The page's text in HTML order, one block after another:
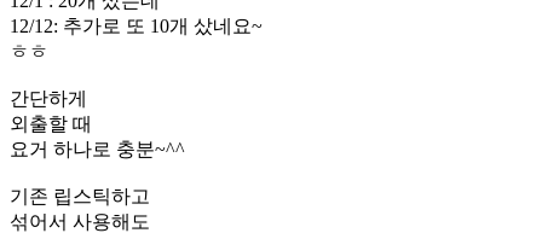
12/12: 추가로 또 10개 샀네요~
ㅎㅎ
간단하게
외출할 때
요거 하나로 충분~^^
기존 립스틱하고
섞어서 사용해도